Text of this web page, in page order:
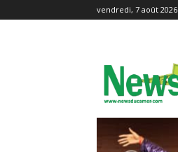
vendredi, 7 août 2026